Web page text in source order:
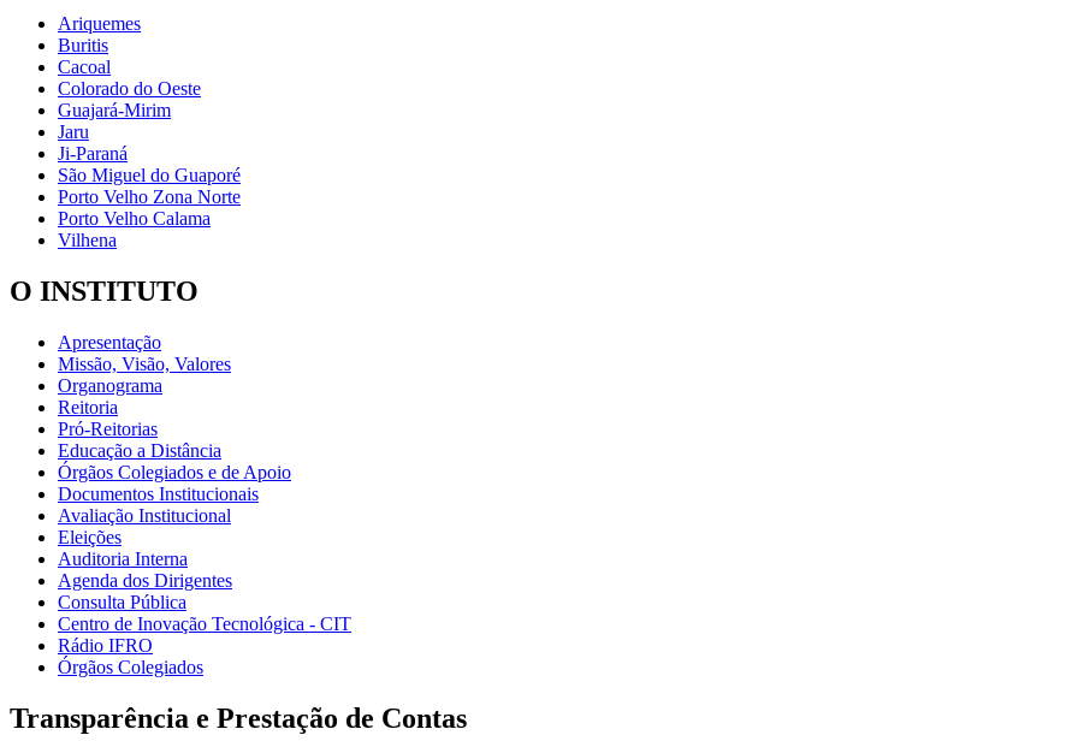
Ariquemes
Buritis
Cacoal
Colorado do Oeste
Guajará-Mirim
Jaru
Ji-Paraná
São Miguel do Guaporé
Porto Velho Zona Norte
Porto Velho Calama
Vilhena
O INSTITUTO
Apresentação
Missão, Visão, Valores
Organograma
Reitoria
Pró-Reitorias
Educação a Distância
Órgãos Colegiados e de Apoio
Documentos Institucionais
Avaliação Institucional
Eleições
Auditoria Interna
Agenda dos Dirigentes
Consulta Pública
Centro de Inovação Tecnológica - CIT
Rádio IFRO
Órgãos Colegiados
Transparência e Prestação de Contas